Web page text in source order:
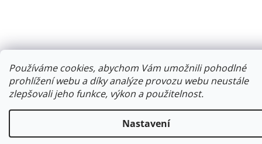
Používáme cookies, abychom Vám umožnili pohodlné
prohlížení webu a díky analýze provozu webu neustále
zlepšovali jeho funkce, výkon a použitelnost.
Nastavení